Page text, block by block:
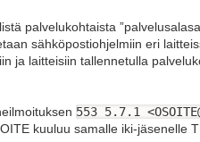
palvelukohtaista
sähköpostiohjelmiin eri
ja laitteisiin tallennetulla
553 5.7.1
kuuluu samalle iki-jäsenelle